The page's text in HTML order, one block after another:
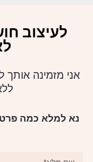
לעיצוב
אני מזמינה אותך
נא למלא כמה